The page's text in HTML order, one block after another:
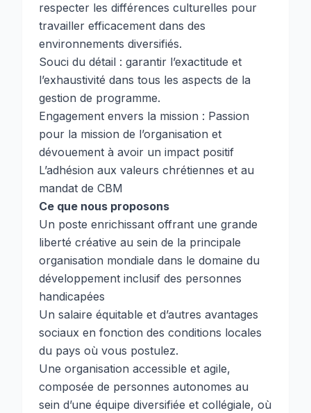
respecter les différences culturelles pour
travailler efficacement dans des
environnements diversifiés.
Souci du détail : garantir l’exactitude et
l’exhaustivité dans tous les aspects de la
gestion de programme.
Engagement envers la mission : Passion
pour la mission de l’organisation et
dévouement à avoir un impact positif
L’adhésion aux valeurs chrétiennes et au
mandat de CBM
Ce que nous proposons
Un poste enrichissant offrant une grande
liberté créative au sein de la principale
organisation mondiale dans le domaine du
développement inclusif des personnes
handicapées
Un salaire équitable et d’autres avantages
sociaux en fonction des conditions locales
du pays où vous postulez.
Une organisation accessible et agile,
composée de personnes autonomes au
sein d’une équipe diversifiée et collégiale, où